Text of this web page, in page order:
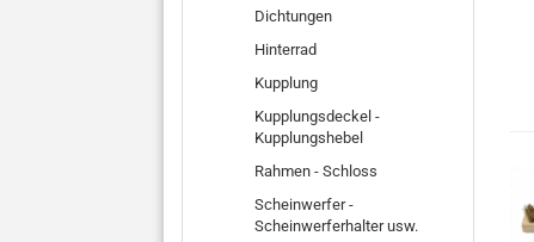
Dichtungen
Hinterrad
Kupplung
Kupplungsdeckel -
Kupplungshebel
Rahmen - Schloss
Scheinwerfer -
Scheinwerferhalter usw.